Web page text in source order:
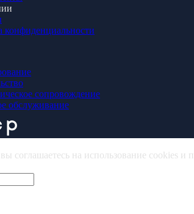
конфиденциальности
сопровождение
обслуживание
соглашаетесь на использование cookies и